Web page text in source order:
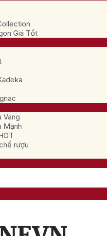
Giá Tốt
Vang
Mạnh
rượu